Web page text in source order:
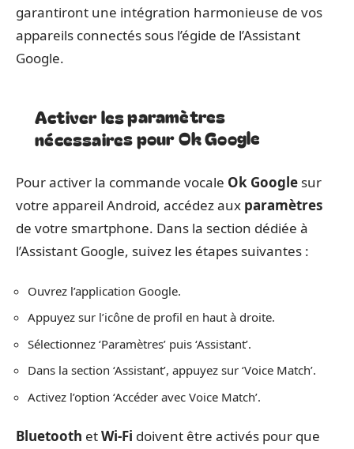
garantiront une intégration harmonieuse de vos
appareils connectés sous l’égide de l’Assistant
Google.
Activer les paramètres
nécessaires pour Ok Google
Pour activer la commande vocale Ok Google sur
votre appareil Android, accédez aux paramètres
de votre smartphone. Dans la section dédiée à
l’Assistant Google, suivez les étapes suivantes :
Ouvrez l’application Google.
Appuyez sur l’icône de profil en haut à droite.
Sélectionnez ‘Paramètres’ puis ‘Assistant’.
Dans la section ‘Assistant’, appuyez sur ‘Voice Match’.
Activez l’option ‘Accéder avec Voice Match’.
Bluetooth etWi-Fi doivent être activés pour que